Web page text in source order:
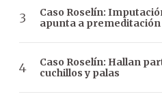
Caso Roselín:
apunta a
Caso Roselín: Hallan
cuchillos y palas